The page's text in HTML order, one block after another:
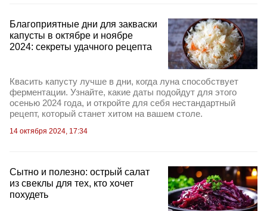
Благоприятные дни для закваски
капусты в октябре и ноябре
2024: секреты удачного рецепта
Квасить капусту лучше в дни, когда луна способствует
ферментации. Узнайте, какие даты подойдут для этого
осенью 2024 года, и откройте для себя нестандартный
рецепт, который станет хитом на вашем столе.
14 октября 2024, 17:34
Сытно и полезно: острый салат
из свеклы для тех, кто хочет
похудеть